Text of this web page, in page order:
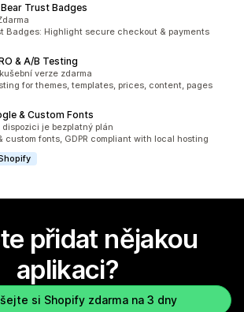
Trust Badges
recenzí: 345
Badges: Highlight secure checkout & payments
& A/B Testing
recenzí: 118verze zdarma
for themes, templates, prices, content, pages
& Custom Fonts
recenzí: 757
dispozici je bezplatný plán
custom fonts, GDPR compliant with local hosting
přidat nějakou
aplikaci?
si Shopify zdarma na 3 dny